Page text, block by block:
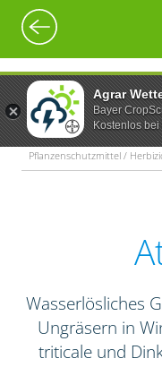
Agrar
Bayer
Kostenlos
Pflanzenschutzmittel /
Wasserlösliches
Ungräsern in
triticale und